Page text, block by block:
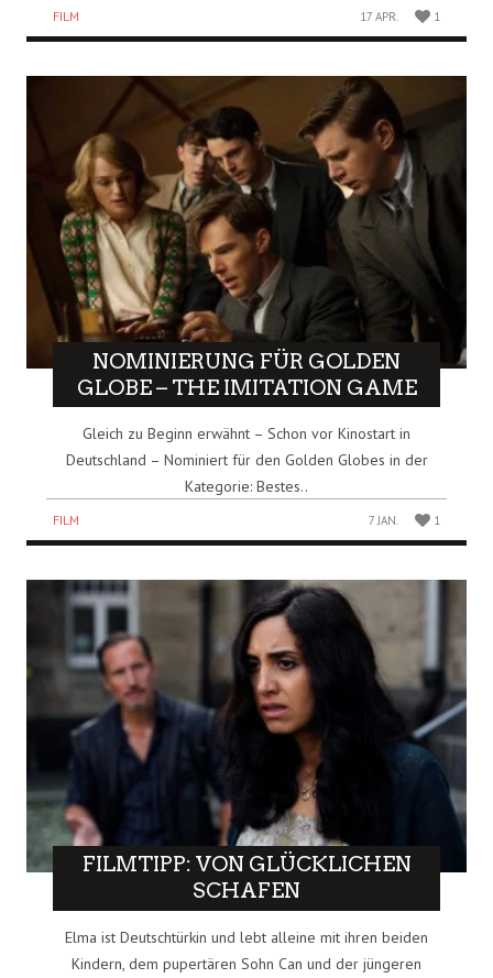
FILM 17 APR. 1
NOMINIERUNG FÜR GOLDEN
GLOBE – THE IMITATION GAME
Gleich zu Beginn erwähnt – Schon vor Kinostart in
Deutschland – Nominiert für den Golden Globes in der
Kategorie: Bestes..
FILM 7 JAN. 1
FILMTIPP: VON GLÜCKLICHEN
SCHAFEN
Elma ist Deutschtürkin und lebt alleine mit ihren beiden
Kindern, dem pupertären Sohn Can und der jüngeren